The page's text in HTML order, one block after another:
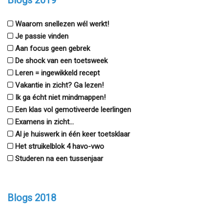
Waarom snellezen wél werkt!
Je passie vinden
Aan focus geen gebrek
De shock van een toetsweek
Leren = ingewikkeld recept
Vakantie in zicht? Ga lezen!
Ik ga écht niet mindmappen!
Een klas vol gemotiveerde leerlingen
Examens in zicht...
Al je huiswerk in één keer toetsklaar
Het struikelblok 4 havo-vwo
Studeren na een tussenjaar
Blogs 2018